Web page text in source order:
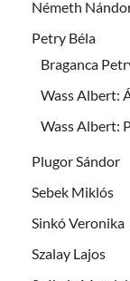
Németh
Petry Béla
Braganca
Wass Albert:
Wass Albert:
Plugor Sándor
Sebek Miklós
Sinkó Veronika
Szalay Lajos